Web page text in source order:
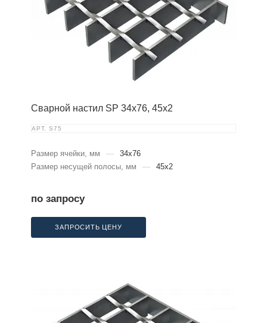
Сварной настил SP 34х76, 45х2
АРТ. S75
Размер ячейки, мм —
34x76
Размер несущей полосы, мм
— 45x2
по запросу
ЗАПРОСИТЬ ЦЕНУ